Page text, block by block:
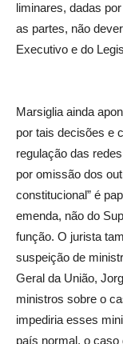
liminares, dadas
as partes, não
Executivo e do
Marsiglia ainda
por tais decisões e
regulação das
por omissão dos
constitucional” é
emenda, não do
função. O jurista
suspeição de
Geral da União,
ministros sobre o
impediria esses
país normal, o caso